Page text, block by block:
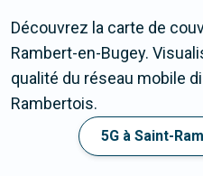
Découvrez la carte de
Rambert-en-Bugey.
qualité du réseau mobile
Rambertois.
5G à Saint-